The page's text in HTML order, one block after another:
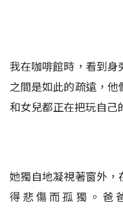
我在咖啡館時，看到身
之間是如此的疏遠，
和女兒都正在把玩自己
她獨自地凝視著窗外，
得悲傷而孤獨。爸